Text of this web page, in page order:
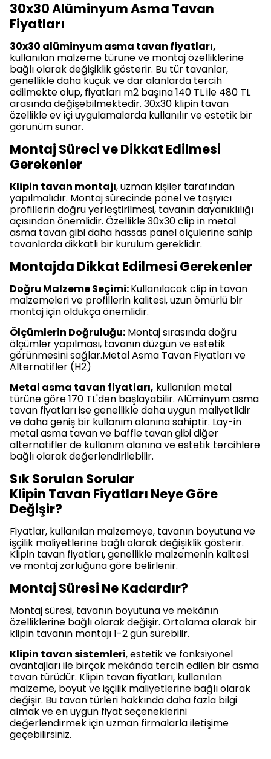
30x30 Alüminyum Asma Tavan
Fiyatları
30x30 alüminyum asma tavan fiyatları,
kullanılan malzeme türüne ve montaj özelliklerine
bağlı olarak değişiklik gösterir. Bu tür tavanlar,
genellikle daha küçük ve dar alanlarda tercih
edilmekte olup, fiyatları m2 başına 140 TL ile 480 TL
arasında değişebilmektedir. 30x30 klipin tavan
özellikle ev içi uygulamalarda kullanılır ve estetik bir
görünüm sunar.
Montaj Süreci ve Dikkat Edilmesi
Gerekenler
Klipin tavan montajı, uzman kişiler tarafından
yapılmalıdır. Montaj sürecinde panel ve taşıyıcı
profillerin doğru yerleştirilmesi, tavanın dayanıklılığı
açısından önemlidir. Özellikle 30x30 clip in metal
asma tavan gibi daha hassas panel ölçülerine sahip
tavanlarda dikkatli bir kurulum gereklidir.
Montajda Dikkat Edilmesi Gerekenler
Doğru Malzeme Seçimi:Kullanılacak clip in tavan
malzemeleri ve profillerin kalitesi, uzun ömürlü bir
montaj için oldukça önemlidir.
Ölçümlerin Doğruluğu: Montaj sırasında doğru
ölçümler yapılması, tavanın düzgün ve estetik
görünmesini sağlar.Metal Asma Tavan Fiyatları ve
Alternatifler (H2)
Metal asma tavan fiyatları, kullanılan metal
türüne göre 170 TL'den başlayabilir. Alüminyum asma
tavan fiyatları ise genellikle daha uygun maliyetlidir
ve daha geniş bir kullanım alanına sahiptir. Lay-in
metal asma tavan ve baffle tavan gibi diğer
alternatifler de kullanım alanına ve estetik tercihlere
bağlı olarak değerlendirilebilir.
Sık Sorulan Sorular
Klipin Tavan Fiyatları Neye Göre
Değişir?
Fiyatlar, kullanılan malzemeye, tavanın boyutuna ve
işçilik maliyetlerine bağlı olarak değişiklik gösterir.
Klipin tavan fiyatları, genellikle malzemenin kalitesi
ve montaj zorluğuna göre belirlenir.
Montaj Süresi Ne Kadardır?
Montaj süresi, tavanın boyutuna ve mekânın
özelliklerine bağlı olarak değişir. Ortalama olarak bir
klipin tavanın montajı 1-2 gün sürebilir.
Klipin tavan sistemleri, estetik ve fonksiyonel
avantajları ile birçok mekânda tercih edilen bir asma
tavan türüdür. Klipin tavan fiyatları, kullanılan
malzeme, boyut ve işçilik maliyetlerine bağlı olarak
değişir. Bu tavan türleri hakkında daha fazla bilgi
almak ve en uygun fiyat seçeneklerini
değerlendirmek için uzman firmalarla iletişime
geçebilirsiniz.